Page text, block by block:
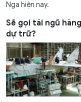
Nga hiện nay.
Sẽ gọi tái ngũ
dự trữ?